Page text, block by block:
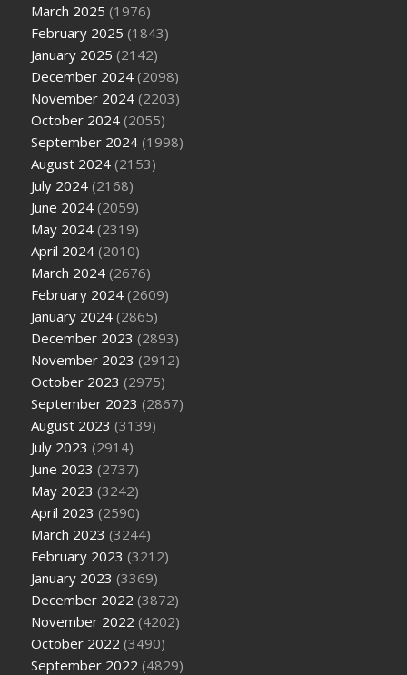
March 2025 (1976)
February 2025 (1843)
January 2025 (2142)
December 2024 (2098)
November 2024 (2203)
October 2024 (2055)
September 2024 (1998)
August 2024 (2153)
July 2024 (2168)
June 2024 (2059)
May 2024 (2319)
April 2024 (2010)
March 2024 (2676)
February 2024 (2609)
January 2024 (2865)
December 2023 (2893)
November 2023 (2912)
October 2023 (2975)
September 2023 (2867)
August 2023 (3139)
July 2023 (2914)
June 2023 (2737)
May 2023 (3242)
April 2023 (2590)
March 2023 (3244)
February 2023 (3212)
January 2023 (3369)
December 2022 (3872)
November 2022 (4202)
October 2022 (3490)
September 2022 (4829)